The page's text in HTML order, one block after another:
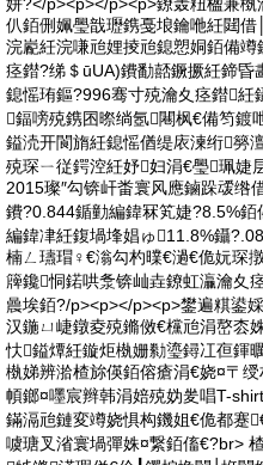
仈銆侀姵璺戠瓑鎸戞埌鑰咃紝閮
浣嶏紝浣嗛兘娌掕兘鎴愬姛銆備
痉鐟?绨＄ūUA)鐨勫嚭鐝撅紝鍗
鎴愮珛鏂?996骞寸殑瀹夊痉鐟
鍢嗙殑鎸囨暩绱氬闀枫€備笉鍍
鎰涜开閬旓紝鎴愮偤缇庡湅绗簩
殑琛ㄧ従鍔涳紝妤妇涓€璺珮婕
2015璨″勾锛屽畨寰风應鏀跺叆绺
鐨?0.844鍎勭編鍏冧笂婕?8.5%
編鍏冿紝鍑堝埄娼ゅ11.8%鑷
楠ㄥ瓙瑁♀€滃勾杓曗€濄€佹妧琛
簰鑱恫鍩哄洜锛屾垚鐐虹灜瀹夊
曟埃銆?/p><p></p><p>鐢遍粸鍙
汉鍦ㄩ崨鐓夌殑鏅傚€欓兘涓嶅枩
忕鎰燂紝鏇炬槸姗勬瑬鐞冮亱鍕
槸娣辨湁楂旀偀銆傛瘡涓€娆¤〒
幁鎯¤嚜宸辫韩涓婄殑妫夎唱T-
鏋滆兘鏈変竴娆惧构鐖姐€佹都蹇
噳瑭叉渻寰堝彈姝¤繋銆傗€?br>